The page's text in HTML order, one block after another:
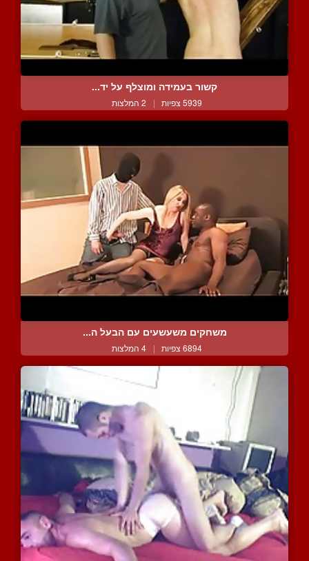
קשור בעמידה ומוצלף על יד...
5939 צפיות | 2 המלצות
משחקים משעשעים עם הבעל ה...
6894 צפיות | 4 המלצות